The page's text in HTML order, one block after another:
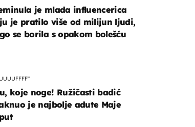
je mlada influencerica
je pratilo više od milijun ljudi,
se borila s opakom bolešću
koje noge! Ružičasti badić
je najbolje adute Maje